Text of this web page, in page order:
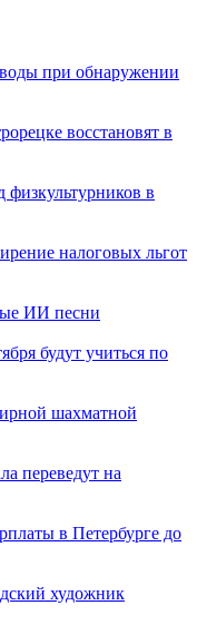
при обнаружении
восстановят в
в
налоговых льгот
ИИ песни
будут учиться по
шахматной
переведут на
в Петербурге до
художник